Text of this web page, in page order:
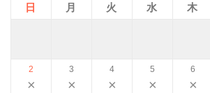
日 月 火 水 木
2
×
3
×
4
×
5
×
6
×